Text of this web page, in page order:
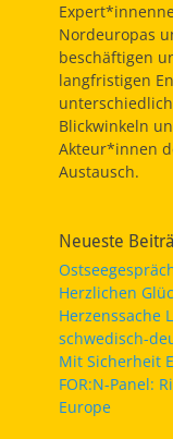
Nordeuropas
beschäftigen
langfristigen
Blickwinkeln
Akteur*innen
Austausch.
Neueste
Herzlichen
Herzenssache
schwedisch-
Mit Sicherheit
FOR:N-Panel:
Europe